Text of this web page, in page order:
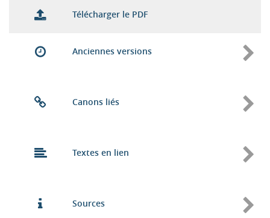
Télécharger le PDF
Anciennes versions
Canons liés
Textes en lien
Sources